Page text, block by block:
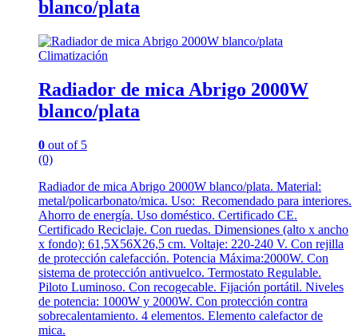
blanco/plata
Climatización
Radiador de mica Abrigo 2000W
blanco/plata
0 out of 5
(0)
Radiador de mica Abrigo 2000W blanco/plata. Material:
metal/policarbonato/mica. Uso: Recomendado para interiores.
Ahorro de energía. Uso doméstico. Certificado CE.
Certificado Reciclaje. Con ruedas. Dimensiones (alto x ancho
x fondo): 61,5X56X26,5 cm. Voltaje: 220-240 V. Con rejilla
de protección calefacción. Potencia Máxima:2000W. Con
sistema de protección antivuelco. Termostato Regulable.
Piloto Luminoso. Con recogecable. Fijación portátil. Niveles
de potencia: 1000W y 2000W. Con protección contra
sobrecalentamiento. 4 elementos. Elemento calefactor de
mica.